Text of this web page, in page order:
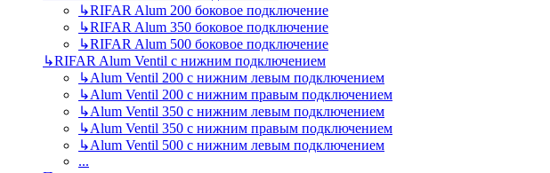
↳RIFAR Alum 200 боковое подключение
↳RIFAR Alum 350 боковое подключение
↳RIFAR Alum 500 боковое подключение
↳RIFAR Alum Ventil с нижним подключением
↳Alum Ventil 200 с нижним левым подключением
↳Alum Ventil 200 с нижним правым подключением
↳Alum Ventil 350 с нижним левым подключением
↳Alum Ventil 350 с нижним правым подключением
↳Alum Ventil 500 с нижним левым подключением
...